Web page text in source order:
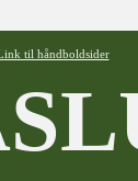
til håndboldsider